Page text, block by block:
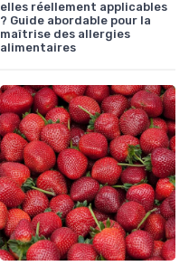
elles réellement applicables
? Guide abordable pour la
maîtrise des allergies
alimentaires